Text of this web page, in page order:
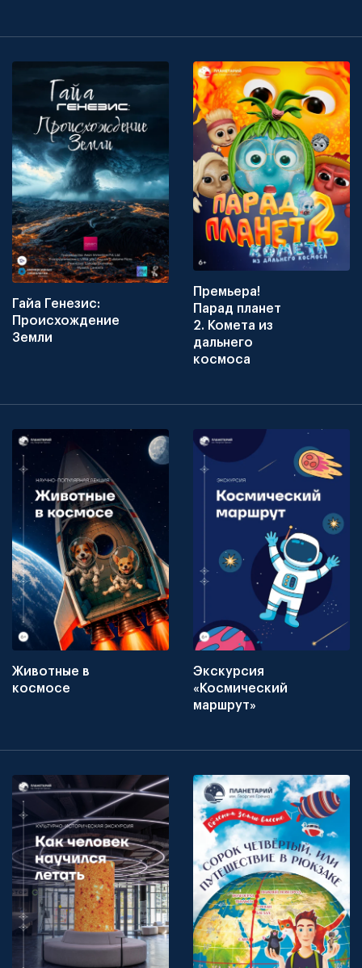
Гайа Генезис:
Происхождение
Земли
Премьера!
Парад планет
2. Комета из
дальнего
космоса
Животные в
космосе
Экскурсия
«Космический
маршрут»